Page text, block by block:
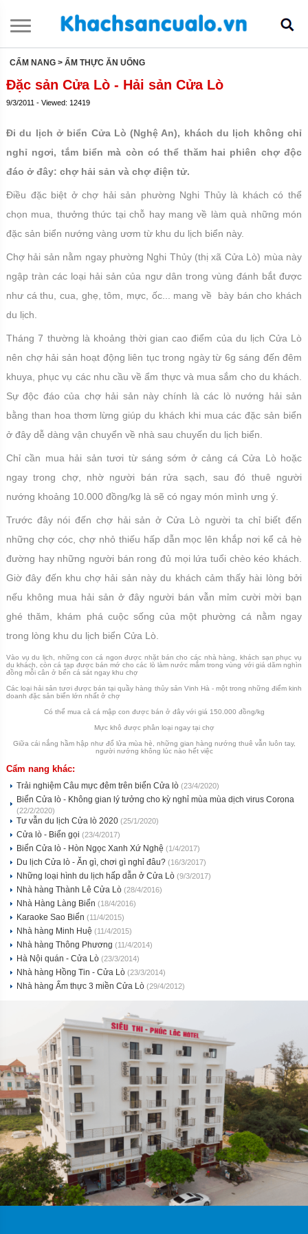
CẨM NANG > ẨM THỰC ĂN UỐNG
Đặc sản Cửa Lò - Hải sản Cửa Lò
9/3/2011 - Viewed: 12419
Đi du lịch ở biển Cửa Lò (Nghệ An), khách du lịch không chỉ
nghỉ ngơi, tắm biển mà còn có thể thăm hai phiên chợ độc
đáo ở đây: chợ hải sản và chợ điện tử.
Điều đặc biệt ở chợ hải sản phường Nghi Thủy là khách có thể
chọn mua, thưởng thức tại chỗ hay mang về làm quà những món
đặc sản biển nướng vàng ươm từ khu du lịch biển này.
Chợ hải sản nằm ngay phường Nghi Thủy (thị xã Cửa Lò) mùa này
ngập tràn các loại hải sản của ngư dân trong vùng đánh bắt được
như cá thu, cua, ghẹ, tôm, mực, ốc... mang về bày bán cho khách
du lịch.
Tháng 7 thường là khoảng thời gian cao điểm của du lịch Cửa Lò
nên chợ hải sản hoạt động liên tục trong ngày từ 6g sáng đến đêm
khuya, phục vụ các nhu cầu về ẩm thực và mua sắm cho du khách.
Sự độc đáo của chợ hải sản này chính là các lò nướng hải sản
bằng than hoa thơm lừng giúp du khách khi mua các đặc sản biển
ở đây dễ dàng vận chuyển về nhà sau chuyến du lịch biển.
Chỉ cần mua hải sản tươi từ sáng sớm ở cảng cá Cửa Lò hoặc
ngay trong chợ, nhờ người bán rửa sạch, sau đó thuê người
nướng khoảng 10.000 đồng/kg là sẽ có ngay món mình ưng ý.
Trước đây nói đến chợ hải sản ở Cửa Lò người ta chỉ biết đến
những chợ cóc, chợ nhỏ thiếu hấp dẫn mọc lên khắp nơi kể cả hè
đường hay những người bán rong đủ mọi lứa tuổi chèo kéo khách.
Giờ đây đến khu chợ hải sản này du khách cảm thấy hài lòng bởi
nếu không mua hải sản ở đây người bán vẫn mỉm cười mời bạn
ghé thăm, khám phá cuộc sống của một phường cá nằm ngay
trong lòng khu du lịch biển Cửa Lò.
Vào vụ du lịch, những con cá ngon được nhặt bán cho các nhà hàng, khách sạn phục vụ
du khách, còn cá tạp được bán mớ cho các lò làm nước mắm trong vùng với giá dăm nghìn
đồng mỗi cân ở bến cá sát ngay khu chợ
Các loại hải sản tươi được bán tại quầy hàng thủy sản Vinh Hà - một trong những điểm kinh
doanh đặc sản biển lớn nhất ở chợ
Có thể mua cả cá mập con được bán ở đây với giá 150.000 đồng/kg
Mực khô được phân loại ngay tại chợ
Giữa cái nắng hầm hập như đổ lửa mùa hè, những gian hàng nướng thuê vẫn luôn tay,
người nướng không lúc nào hết việc
Cẩm nang khác:
Trải nghiệm Câu mực đêm trên biển Cửa lò (23/4/2020)
Biển Cửa lò - Không gian lý tưởng cho kỳ nghỉ mùa mùa dịch virus Corona
(22/2/2020)
Tư vẫn du lịch Cửa lò 2020 (25/1/2020)
Cửa lò - Biển gọi (23/4/2017)
Biển Cửa lò - Hòn Ngọc Xanh Xứ Nghệ (1/4/2017)
Du lịch Cửa lò - Ăn gì, chơi gì nghỉ đâu? (16/3/2017)
Những loại hình du lịch hấp dẫn ở Cửa Lò (9/3/2017)
Nhà hàng Thành Lê Cửa Lò (28/4/2016)
Nhà Hàng Làng Biển (18/4/2016)
Karaoke Sao Biển (11/4/2015)
Nhà hàng Minh Huệ (11/4/2015)
Nhà hàng Thông Phương (11/4/2014)
Hà Nội quán - Cửa Lò (23/3/2014)
Nhà hàng Hồng Tin - Cửa Lò (23/3/2014)
Nhà hàng Ẩm thực 3 miền Cửa Lò (29/4/2012)